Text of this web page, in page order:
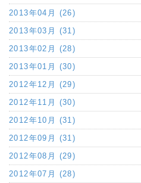
2013年04月 (26)
2013年03月 (31)
2013年02月 (28)
2013年01月 (30)
2012年12月 (29)
2012年11月 (30)
2012年10月 (31)
2012年09月 (31)
2012年08月 (29)
2012年07月 (28)